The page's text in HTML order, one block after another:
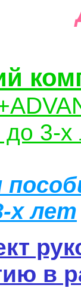
3-х
х лет
в